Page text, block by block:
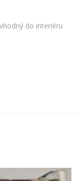
do interiéru